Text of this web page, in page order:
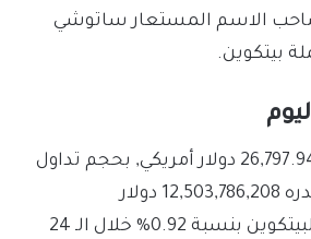
الاسم المستعار ساتوشي
بيتكوين.
سعر بيتكوين اليوم 26,797.94 دولار أمريكي, بحجم تداول
على مدار 24 ساعة قدره 12,503,786,208 دولار
أمريكي.ارتفع سعر البيتكوين بنسبة 0.92% خلال الـ 24